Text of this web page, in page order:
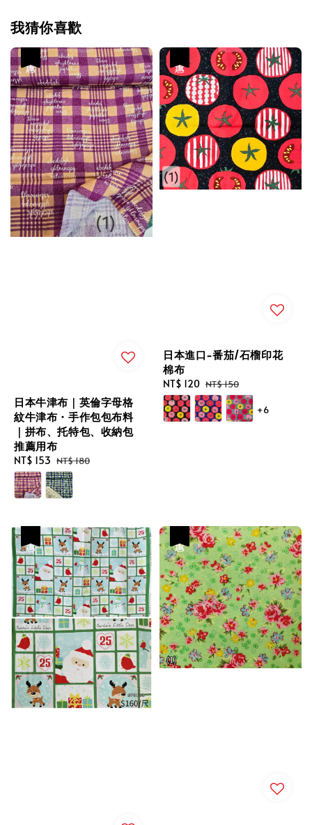
我猜你喜歡
日本牛津布｜英倫字母格
紋牛津布・手作包包布料
｜拼布、托特包、收納包
推薦用布
Sale
price
NT$ 153 Regular
price
NT$ 180
日本進口-番茄/石榴印花
棉布
Sale
price
NT$ 120 Regular
price
NT$ 150
+6